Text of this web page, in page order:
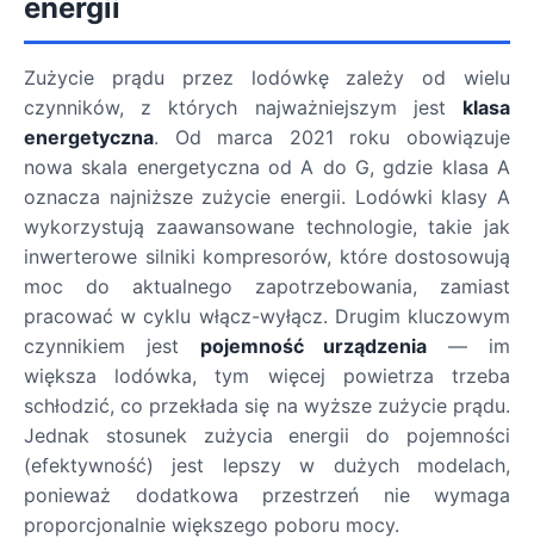
energii
Zużycie prądu przez lodówkę zależy od wielu
czynników, z których najważniejszym jest klasa
energetyczna. Od marca 2021 roku obowiązuje
nowa skala energetyczna od A do G, gdzie klasa A
oznacza najniższe zużycie energii. Lodówki klasy A
wykorzystują zaawansowane technologie, takie jak
inwerterowe silniki kompresorów, które dostosowują
moc do aktualnego zapotrzebowania, zamiast
pracować w cyklu włącz-wyłącz. Drugim kluczowym
czynnikiem jest pojemność urządzenia — im
większa lodówka, tym więcej powietrza trzeba
schłodzić, co przekłada się na wyższe zużycie prądu.
Jednak stosunek zużycia energii do pojemności
(efektywność) jest lepszy w dużych modelach,
ponieważ dodatkowa przestrzeń nie wymaga
proporcjonalnie większego poboru mocy.